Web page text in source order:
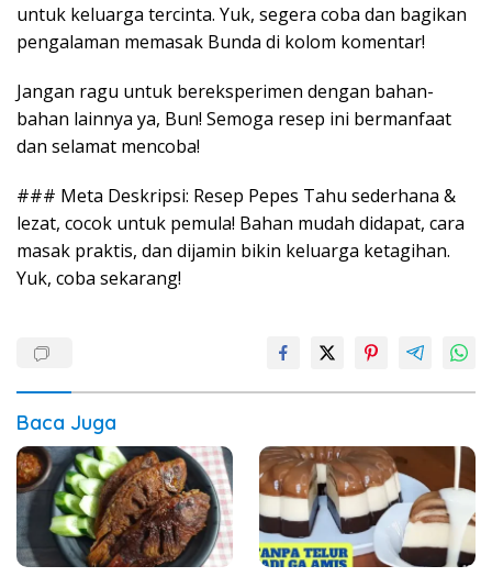
untuk keluarga tercinta. Yuk, segera coba dan bagikan
pengalaman memasak Bunda di kolom komentar!
Jangan ragu untuk bereksperimen dengan bahan-
bahan lainnya ya, Bun! Semoga resep ini bermanfaat
dan selamat mencoba!
### Meta Deskripsi: Resep Pepes Tahu sederhana &
lezat, cocok untuk pemula! Bahan mudah didapat, cara
masak praktis, dan dijamin bikin keluarga ketagihan.
Yuk, coba sekarang!
Baca Juga